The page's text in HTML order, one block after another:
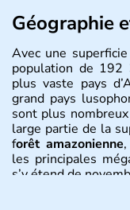
Géographie
Avec une
population de
plus vaste pays
grand pays
sont plus
large partie de la
forêt amazonienne
les principales
s’y étend de